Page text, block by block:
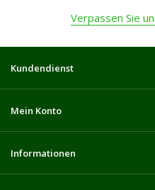
Verpassen Sie
Kundendienst
Mein Konto
Informationen